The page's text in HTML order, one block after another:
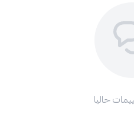
بالوجه من لاروش بوزيه.
ببشرة نظيفة ومنتعشة وخالية من
حاليا